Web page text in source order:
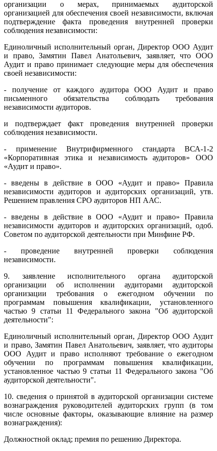
организации о мерах, принимаемых аудиторской
организацией для обеспечения своей независимости, включая
подтверждение факта проведения внутренней проверки
соблюдения независимости:
Единоличный исполнительный орган, Директор ООО Аудит
и право, Замятин Павел Анатольевич, заявляет, что ООО
Аудит и право принимает следующие меры для обеспечения
своей независимости:
- получение от каждого аудитора ООО Аудит и право
письменного обязательства соблюдать требования
независимости аудиторов.
и подтверждает факт проведения внутренней проверки
соблюдения независимости.
- применение Внутрифирменного стандарта ВСА-1-2
«Корпоративная этика и независимость аудиторов» ООО
«Аудит и право».
- введены в действие в ООО «Аудит и право» Правила
независимости аудиторов и аудиторских организаций, утв.
Решением правления СРО аудиторов НП ААС.
- введены в действие в ООО «Аудит и право» Правила
независимости аудиторов и аудиторских организаций, одоб.
Советом по аудиторской деятельности при Минфине РФ.
- проведение внутренней проверки соблюдения
независимости.
9. заявление исполнительного органа аудиторской
организации об исполнении аудиторами аудиторской
организации требования о ежегодном обучении по
программам повышения квалификации, установленного
частью 9 статьи 11 Федерального закона "Об аудиторской
деятельности":
Единоличный исполнительный орган, Директор ООО Аудит
и право, Замятин Павел Анатольевич, заявляет, что аудиторы
ООО Аудит и право исполняют требование о ежегодном
обучении по программам повышения квалификации,
установленное частью 9 статьи 11 Федерального закона "Об
аудиторской деятельности".
10. сведения о принятой в аудиторской организации системе
вознаграждения руководителей аудиторских групп (в том
числе основные факторы, оказывающие влияние на размер
вознаграждения):
Должностной оклад; премия по решению Директора.